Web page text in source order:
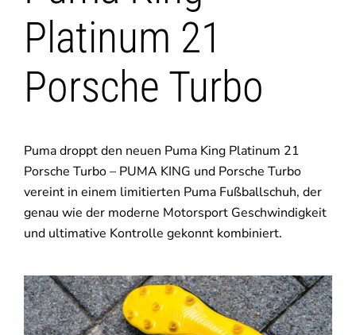
Platinum 21
Porsche Turbo
Puma droppt den neuen Puma King Platinum 21
Porsche Turbo – PUMA KING und Porsche Turbo
vereint in einem limitierten Puma Fußballschuh, der
genau wie der moderne Motorsport Geschwindigkeit
und ultimative Kontrolle gekonnt kombiniert.